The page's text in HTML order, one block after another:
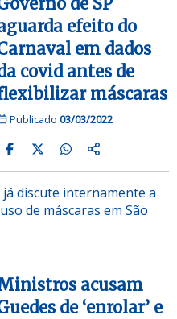
efeito do
em dados
covid antes de
máscaras
Publicado 03/03/2022
já discute internamente a
de máscaras em São
acusam
de ‘enrolar’ e